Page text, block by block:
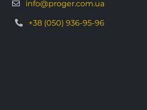
info@proger.com.ua
+38 (050) 936-95-96